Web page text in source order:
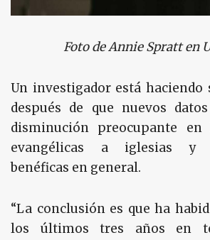
Foto de Annie Spratt en
Un investigador está haciendo
después de que nuevos
disminución preocupante en
evangélicas a iglesias y
benéficas en general.
“La conclusión es que ha
los últimos tres años en